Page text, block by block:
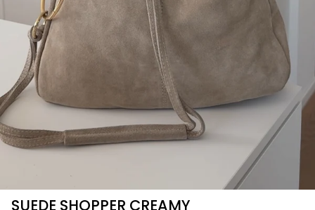
SUEDE SHOPPER CREAMY